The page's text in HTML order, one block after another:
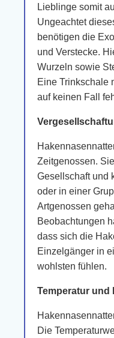
Lieblinge somit
Ungeachtet
benötigen die
und Verstecke.
Wurzeln sowie
Eine Trinkschale
auf keinen Fall
Zeitgenossen.
Gesellschaft und
oder in einer
Artgenossen
Beobachtungen
dass sich die
Einzelgänger in
wohlsten fühlen.
Temperatur
Die